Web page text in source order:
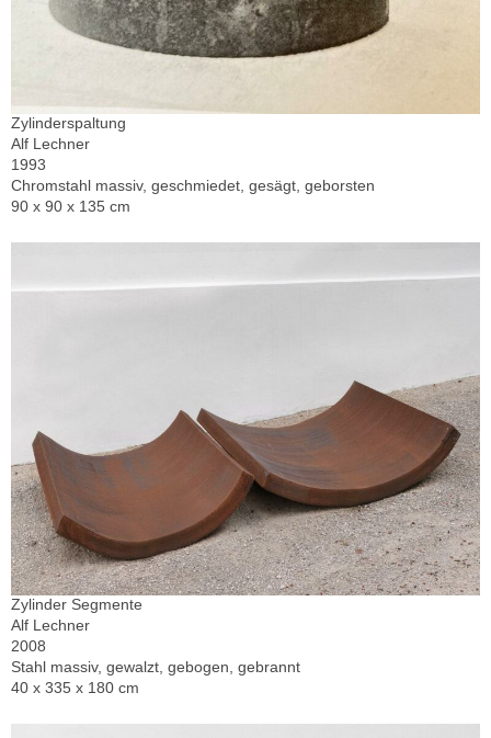
Zylinderspaltung
Alf Lechner
1993
Chromstahl massiv, geschmiedet, gesägt, geborsten
90 x 90 x 135 cm
Zylinder Segmente
Alf Lechner
2008
Stahl massiv, gewalzt, gebogen, gebrannt
40 x 335 x 180 cm